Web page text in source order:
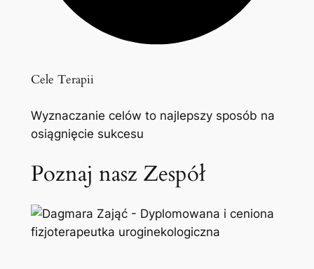
Cele Terapii
Wyznaczanie celów to najlepszy sposób na
osiągnięcie sukcesu
Poznaj nasz Zespół